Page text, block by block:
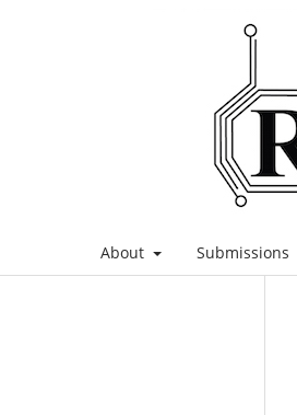
About Submissions